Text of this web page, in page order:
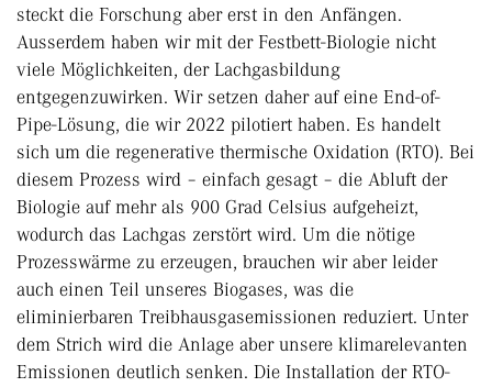
steckt die Forschung aber erst in den Anfängen.
Ausserdem haben wir mit der Festbett-Biologie nicht
viele Möglichkeiten, der Lachgasbildung
entgegenzuwirken. Wir setzen daher auf eine End-of-
Pipe-Lösung, die wir 2022 pilotiert haben. Es handelt
sich um die regenerative thermische Oxidation (RTO). Bei
diesem Prozess wird – einfach gesagt – die Abluft der
Biologie auf mehr als 900 Grad Celsius aufgeheizt,
wodurch das Lachgas zerstört wird. Um die nötige
Prozesswärme zu erzeugen, brauchen wir aber leider
auch einen Teil unseres Biogases, was die
eliminierbaren Treibhausgasemissionen reduziert. Unter
dem Strich wird die Anlage aber unsere klimarelevanten
Emissionen deutlich senken. Die Installation der RTO-